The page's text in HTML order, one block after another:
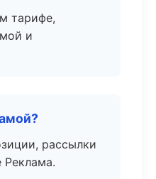
тарифе,
и
рассылки
Реклама.